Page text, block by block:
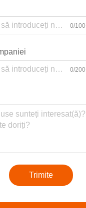
0/100
0/200
Trimite